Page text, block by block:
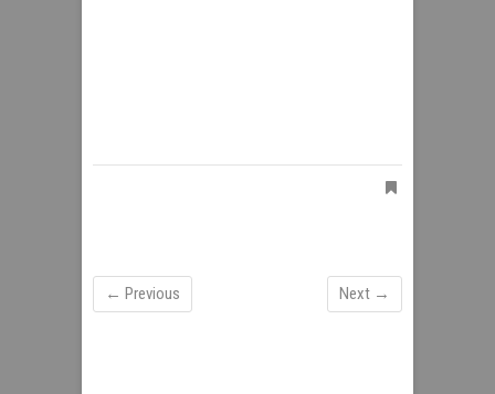
← Previous Next →